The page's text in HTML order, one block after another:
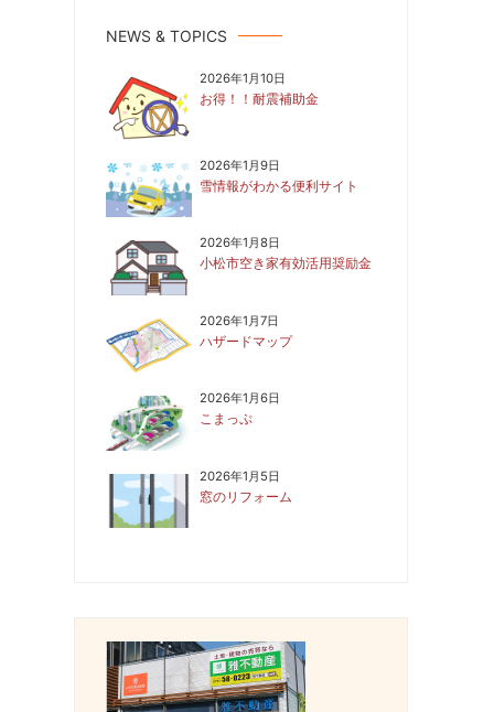
NEWS & TOPICS
2026年1月10日
お得！！耐震補助金
2026年1月9日
雪情報がわかる便利サイト
2026年1月8日
小松市空き家有効活用奨励金
2026年1月7日
ハザードマップ
2026年1月6日
こまっぷ
2026年1月5日
窓のリフォーム